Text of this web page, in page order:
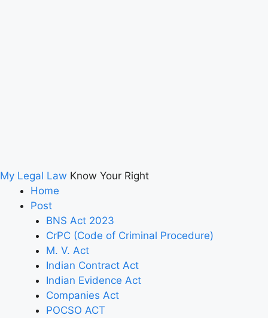
My Legal Law Know Your Right
Home
Post
BNS Act 2023
CrPC (Code of Criminal Procedure)
M. V. Act
Indian Contract Act
Indian Evidence Act
Companies Act
POCSO ACT